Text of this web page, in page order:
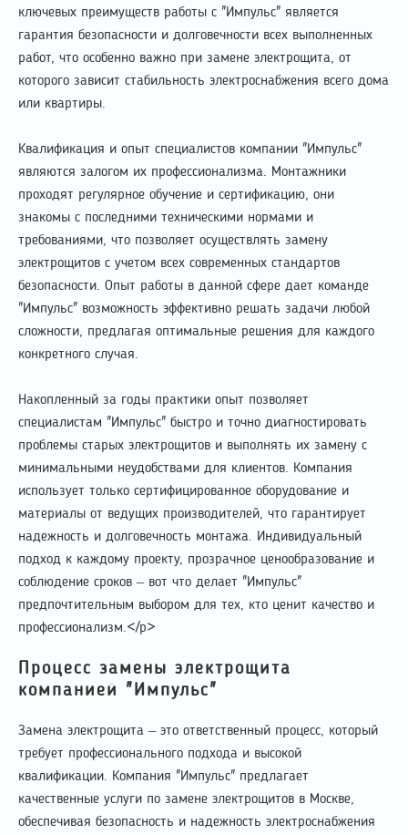
ключевых преимуществ работы с "Импульс" является
гарантия безопасности и долговечности всех выполненных
работ, что особенно важно при замене электрощита, от
которого зависит стабильность электроснабжения всего дома
или квартиры.
Квалификация и опыт специалистов компании "Импульс"
являются залогом их профессионализма. Монтажники
проходят регулярное обучение и сертификацию, они
знакомы с последними техническими нормами и
требованиями, что позволяет осуществлять замену
электрощитов с учетом всех современных стандартов
безопасности. Опыт работы в данной сфере дает команде
"Импульс" возможность эффективно решать задачи любой
сложности, предлагая оптимальные решения для каждого
конкретного случая.
Накопленный за годы практики опыт позволяет
специалистам "Импульс" быстро и точно диагностировать
проблемы старых электрощитов и выполнять их замену с
минимальными неудобствами для клиентов. Компания
использует только сертифицированное оборудование и
материалы от ведущих производителей, что гарантирует
надежность и долговечность монтажа. Индивидуальный
подход к каждому проекту, прозрачное ценообразование и
соблюдение сроков – вот что делает "Импульс"
предпочтительным выбором для тех, кто ценит качество и
профессионализм.</p>
Процесс замены электрощита
компанией "Импульс"
Замена электрощита – это ответственный процесс, который
требует профессионального подхода и высокой
квалификации. Компания "Импульс" предлагает
качественные услуги по замене электрощитов в Москве,
обеспечивая безопасность и надежность электроснабжения